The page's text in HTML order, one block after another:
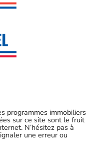
programmes immobiliers
sur ce site sont le fruit
N’hésitez pas à
une erreur ou